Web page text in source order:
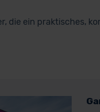
die ein praktisches,